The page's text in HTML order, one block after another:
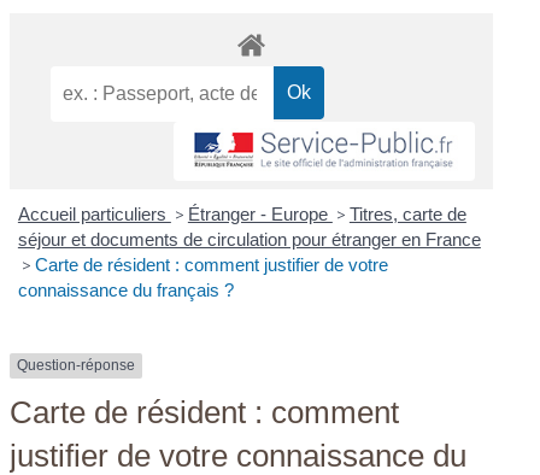
Accueil particuliers > Étranger - Europe > Titres, carte de
séjour et documents de circulation pour étranger en France
> Carte de résident : comment justifier de votre
connaissance du français ?
Question-réponse
Carte de résident : comment
justifier de votre connaissance du